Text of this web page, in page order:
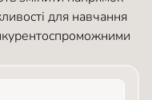
для навчання